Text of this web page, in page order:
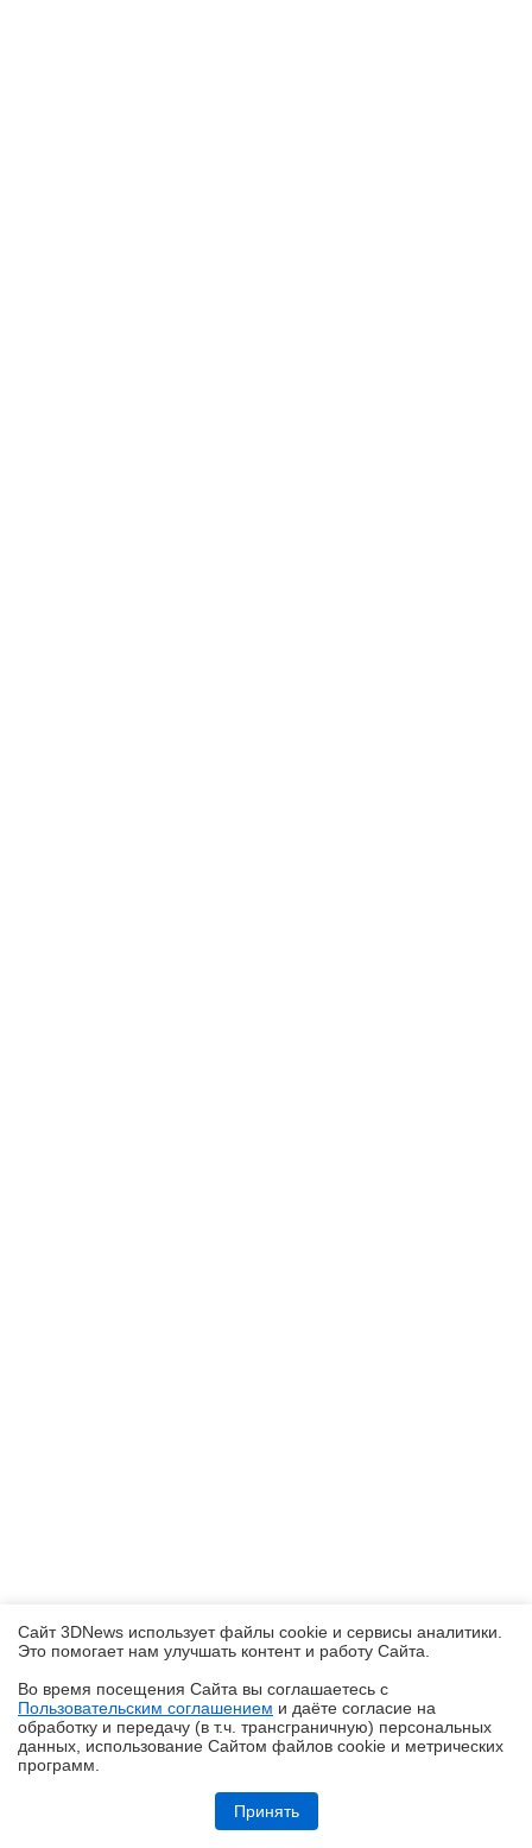
Обзор смартфона iQOO Z11: станция студенческая
Сайт 3DNews использует файлы cookie и сервисы аналитики.
Это помогает нам улучшать контент и работу Cайта.
Во время посещения Cайта вы соглашаетесь с
Пользовательским соглашением и даёте согласие на
обработку и передачу (в т.ч. трансграничную) персональных
данных, использование Cайтом файлов cookie и метрических
программ.
Принять